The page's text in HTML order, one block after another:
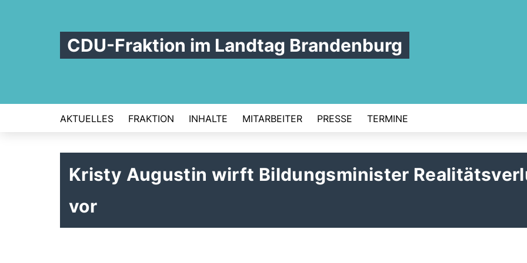
CDU-Fraktion im Landtag Brandenburg
AKTUELLES FRAKTION INHALTE MITARBEITER PRESSE TERMINE
Kristy Augustin wirft Bildungsminister
vor